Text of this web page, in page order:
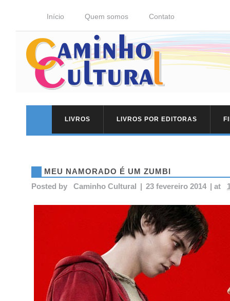
Início Quem somos Contato
LIVROS LIVROS POR EDITORAS
MEU NAMORADO É UM ZUMBI
Posted by
Caminho Cultural | 23 fevereiro 2014 | at